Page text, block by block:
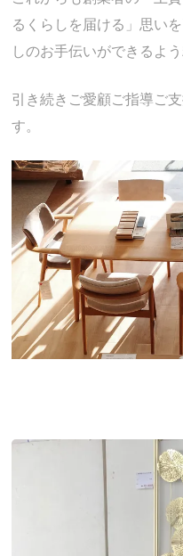
るくらしを届ける」思い
しのお手伝いができるよ
引き続きご愛顧ご指導ご
す。